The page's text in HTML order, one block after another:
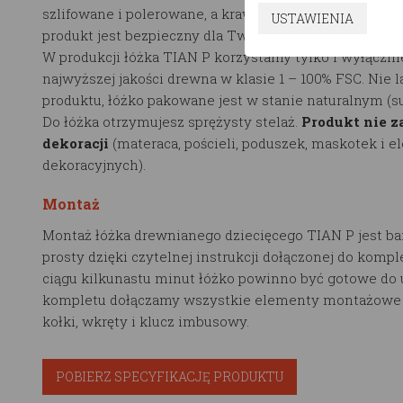
szlifowane i polerowane, a krawędzie są zaokrąglane
produkt jest bezpieczny dla Twojego dziecka.
W produkcji łóżka TIAN P korzystamy tylko i
najwyższej jakości drewna w klasie 1 – 100% FSC. Nie
produktu, łóżko pakowane jest w stanie naturalnym
Do łóżka otrzymujesz sprężysty stelaż. Produkt nie
dekoracji (materaca, pościeli, poduszek, maskotek i
dekoracyjnych).
Montaż
Montaż łóżka drewnianego dziecięcego TIAN P jest
prosty dzięki czytelnej instrukcji dołączonej do
ciągu kilkunastu minut łóżko powinno być gotowe do
kompletu dołączamy wszystkie elementy
kołki, wkręty i klucz imbusowy.
POBIERZ SPECYFIKACJĘ PRODUKTU
USTAWIENIA